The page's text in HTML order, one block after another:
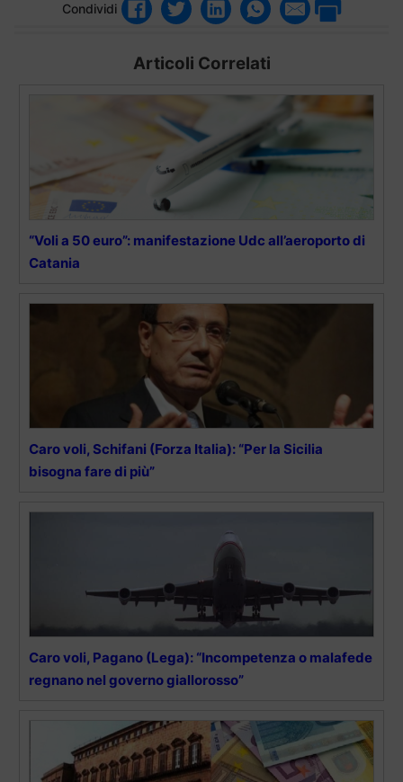
Condividi
Articoli Correlati
“Voli a 50 euro”: manifestazione Udc all’aeroporto di
Catania
Caro voli, Schifani (Forza Italia): “Per la Sicilia
bisogna fare di più”
Caro voli, Pagano (Lega): “Incompetenza o malafede
regnano nel governo giallorosso”